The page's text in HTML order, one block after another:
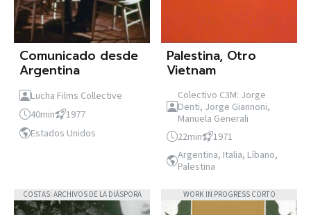
Comunicado desde
Argentina
Lucha Films Collective
40min
1977
Estados Unidos
Palestina, Otro
Vietnam
Colectivo C3M: Jorge
Denti, Jorge Giannoni,
Manuela Generali
22min
1971
Argentina, Italia, Líbano,
Palestina
COSTAS: ARCHIVOS DE LA DIÁSPORA WORK IN PROGRESS CORTO